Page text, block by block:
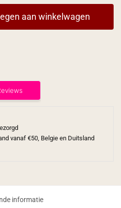
aan winkelwagen
vanaf €50, Belgie en Duitsland
informatie